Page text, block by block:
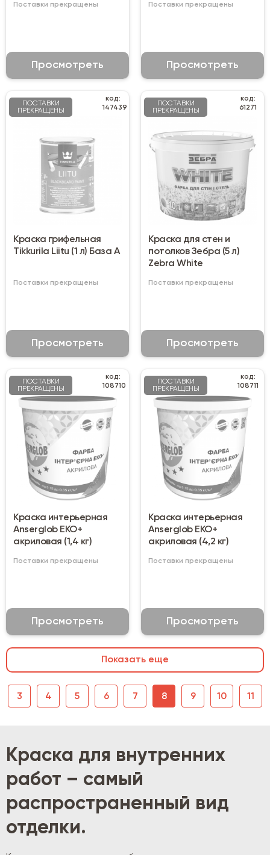
Поставки прекращены
Просмотреть
Поставки прекращены
Просмотреть
ПОСТАВКИ
ПРЕКРАЩЕНЫ
код:
147439
Краска грифельная
Tikkurila Liitu (1 л) База А
Поставки прекращены
Просмотреть
ПОСТАВКИ
ПРЕКРАЩЕНЫ
код:
61271
Краска для стен и
потолков Зебра (5 л)
Zebra White
Поставки прекращены
Просмотреть
ПОСТАВКИ
ПРЕКРАЩЕНЫ
код:
108710
Краска интерьерная
Anserglob ЕКО+
акриловая (1,4 кг)
Поставки прекращены
Просмотреть
ПОСТАВКИ
ПРЕКРАЩЕНЫ
код:
108711
Краска интерьерная
Anserglob ЕКО+
акриловая (4,2 кг)
Поставки прекращены
Просмотреть
Показать еще
3 4 5 6 7 8 9 10 11
Краска для внутренних
работ – самый
распространенный вид
отделки.